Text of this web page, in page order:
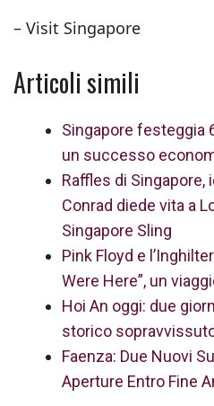
– Visit Singapore
Articoli simili
Singapore festeggia
un successo
Raffles di Singapore,
Conrad diede vita a
Singapore Sling
Pink Floyd e
Were Here”, un
Hoi An oggi: due
storico
Faenza: Due Nuovi
Aperture Entro Fine